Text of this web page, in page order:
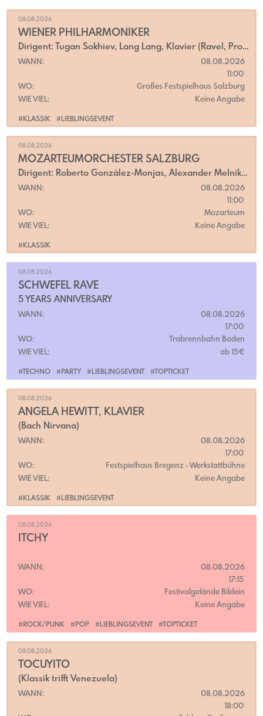
#KLASSIK #LIEBLINGSEVENT
08.08.2026
WIENER PHILHARMONIKER
Dirigent: Tugan Sokhiev, Lang Lang, Klavier (Ravel, Prokofjew)
WANN:
08.08.2026
11:00
WO:
Großes Festspielhaus Salzburg
WIE VIEL:
Keine Angabe
#KLASSIK
08.08.2026
MOZARTEUMORCHESTER SALZBURG
Dirigent: Roberto González-Monjas, Alexander Melnikov Klavier (Mozart)
WANN:
08.08.2026
11:00
WO:
Mozarteum
WIE VIEL:
Keine Angabe
#TECHNO #PARTY #LIEBLINGSEVENT #TOPTICKET
08.08.2026
SCHWEFEL RAVE
5 YEARS ANNIVERSARY
WANN:
08.08.2026
17:00
WO:
Trabrennbahn Baden
WIE VIEL:
ab 15€
#KLASSIK #LIEBLINGSEVENT
08.08.2026
ANGELA HEWITT, KLAVIER
(Bach Nirvana)
WANN:
08.08.2026
17:00
WO:
Festspielhaus Bregenz - Werkstattbühne
WIE VIEL:
Keine Angabe
#ROCK/PUNK #POP #LIEBLINGSEVENT #TOPTICKET
08.08.2026
ITCHY
WANN:
08.08.2026
17:15
WO:
Festivalgelände Bildein
WIE VIEL:
Keine Angabe
08.08.2026
TOCUYITO
(Klassik trifft Venezuela)
WANN:
08.08.2026
18:00